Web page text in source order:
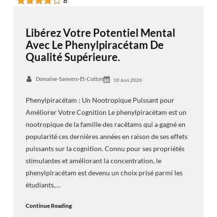
Libérez Votre Potentiel Mental
Avec Le Phenylpiracétam De
Qualité Supérieure.
Domaine-Sanvers-Et-Cotton 10 Juin 2026
Phenylpiracétam : Un Nootropique Puissant pour
Améliorer Votre Cognition Le phenylpiracétam est un
nootropique de la famille des racétams qui a gagné en
popularité ces dernières années en raison de ses effets
puissants sur la cognition. Connu pour ses propriétés
stimulantes et améliorant la concentration, le
phenylpiracétam est devenu un choix prisé parmi les
étudiants,…
Continue Reading